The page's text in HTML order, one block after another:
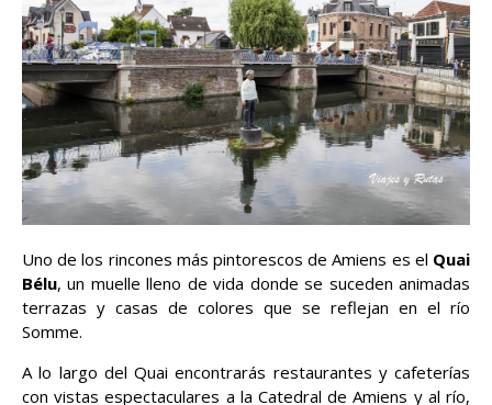
Uno de los rincones más pintorescos de Amiens es el Quai
Bélu, un muelle lleno de vida donde se suceden animadas
terrazas y casas de colores que se reflejan en el río
Somme.
A lo largo del Quai encontrarás restaurantes y cafeterías
con vistas espectaculares a la Catedral de Amiens y al río,